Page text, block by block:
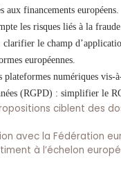
financements européens.
les risques liés à la
le champ
européennes.
numériques vis-
(RGPD) : simplifier le
ciblent des
avec la Fédération
à l’échelon